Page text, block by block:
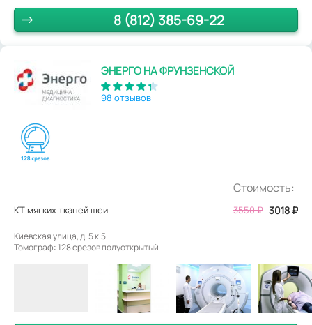
8 (812) 385-69-22
ЭНЕРГО НА ФРУНЗЕНСКОЙ
98 отзывов
Стоимость:
КТ мягких тканей шеи 3550₽ 3018 ₽
Киевская улица, д. 5 к.5.
Томограф: 128 срезов полуоткрытый